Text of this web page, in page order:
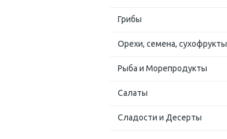
Грибы
Орехи, семена, сухофрукты
Рыба и Морепродукты
Салаты
Сладости и Десерты